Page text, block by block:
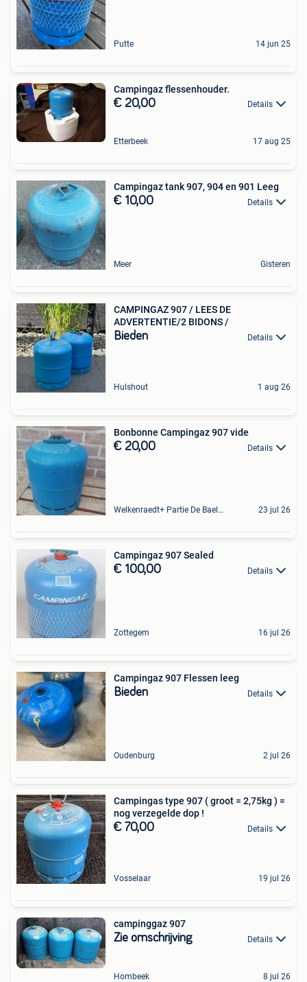
Putte 14 jun 25
Campingaz flessenhouder.
€ 20,00 Details
Etterbeek 17 aug 25
Campingaz tank 907, 904 en 901 Leeg
€ 10,00 Details
Meer Gisteren
CAMPINGAZ 907 / LEES DE
ADVERTENTIE/2 BIDONS /
Bieden Details
Hulshout 1 aug 26
Bonbonne Campingaz 907 vide
€ 20,00 Details
Welkenraedt+ Partie De Baelen 23 jul 26
Campingaz 907 Sealed
€ 100,00 Details
Zottegem 16 jul 26
Campingaz 907 Flessen leeg
Bieden Details
Oudenburg 2 jul 26
Campingas type 907 ( groot = 2,75kg ) =
nog verzegelde dop !
€ 70,00 Details
Vosselaar 19 jul 26
campinggaz 907
Zie omschrijving Details
Hombeek 8 jul 26